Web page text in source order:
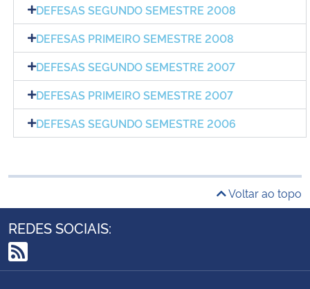
DEFESAS SEGUNDO SEMESTRE 2008
DEFESAS PRIMEIRO SEMESTRE 2008
DEFESAS SEGUNDO SEMESTRE 2007
DEFESAS PRIMEIRO SEMESTRE 2007
DEFESAS SEGUNDO SEMESTRE 2006
Voltar ao topo
REDES SOCIAIS:
RSS